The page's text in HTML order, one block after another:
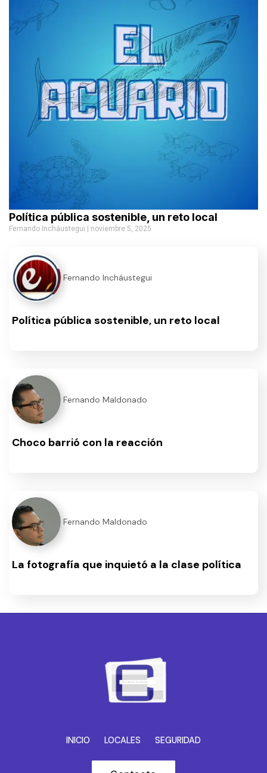
Política pública sostenible, un reto local
Fernando Incháustegui noviembre 5, 2025
Fernando Incháustegui
Política pública sostenible, un reto local
Fernando Maldonado
Choco barrió con la reacción
Fernando Maldonado
La fotografía que inquietó a la clase política
INICIO LOCALES SEGURIDAD